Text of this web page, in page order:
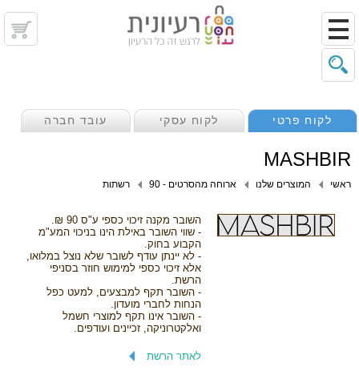
לקוח פרטי לקוח עסקי עובד חברה
MASHBIR
ראשי המוצרים שלנו ארוחה מהסרטים - 90 רשתות
השובר מקנה זיכוי כספי ע"ס 90 ₪.
- שווי השובר באילת הינו בניכוי המע"מ
הקבוע בחוק.
- לא יינתן עודף לשובר שלא נוצל במלואו,
אלא זיכוי כספי למימוש חוזר בסניפי
הרשת.
- השובר תקף למבצעים, למעט כפל
הנחות לחברי מועדון.
- השובר אינו תקף למוצרי חשמל
ואלקטרוניקה, זכיינים ועודפים.
לאתר הרשת